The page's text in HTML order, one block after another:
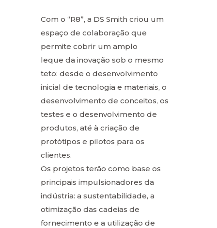
Com o “R8”, a DS Smith criou um
espaço de colaboração que
permite cobrir um amplo
leque da inovação sob o mesmo
teto: desde o desenvolvimento
inicial de tecnologia e materiais, o
desenvolvimento de conceitos, os
testes e o desenvolvimento de
produtos, até à criação de
protótipos e pilotos para os
clientes.
Os projetos terão como base os
principais impulsionadores da
indústria: a sustentabilidade, a
otimização das cadeias de
fornecimento e a utilização de